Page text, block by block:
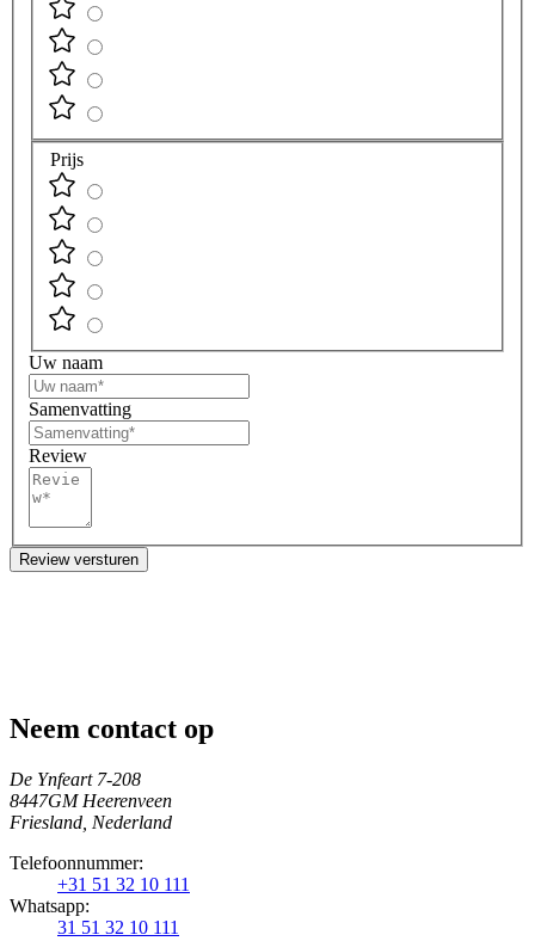
Prijs
Uw naam
Samenvatting
Review
Review versturen
Neem contact op
De Ynfeart 7-208
8447GM Heerenveen
Friesland, Nederland
Telefoonnummer:
+31 51 32 10 111
Whatsapp:
31 51 32 10 111